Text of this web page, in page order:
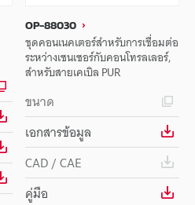
OP-88030
ชุดคอนเนคเตอร์สำหรับการเชื่อมต่อ
ระหว่างเซนเซอร์กับคอนโทรลเลอร์,
สำหรับสายเคเบิล PUR
ขนาด
เอกสารข้อมูล
CAD / CAE
คู่มือ